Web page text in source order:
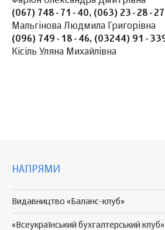
(067) 748-71-40, (063) 23-28-
Мальгінова Людмила Григорівна
(096) 749-18-46, (03244) 91-
Кісіль Уляна Михайлівна
НАПРЯМИ
Видавництво «Баланс-клуб»
«Всеукраїнський бухгалтерський клуб»